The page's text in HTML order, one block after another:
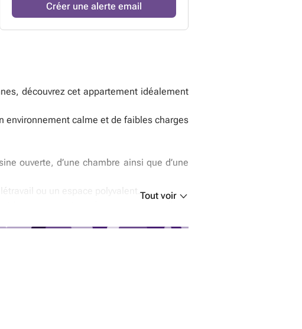
Créer une alerte email
découvrez cet appartement idéalement
environnement calme et de faibles charges
ouverte, d’une chambre ainsi que d’une
ou un espace polyvalent.
plus d’informations.
Tout voir